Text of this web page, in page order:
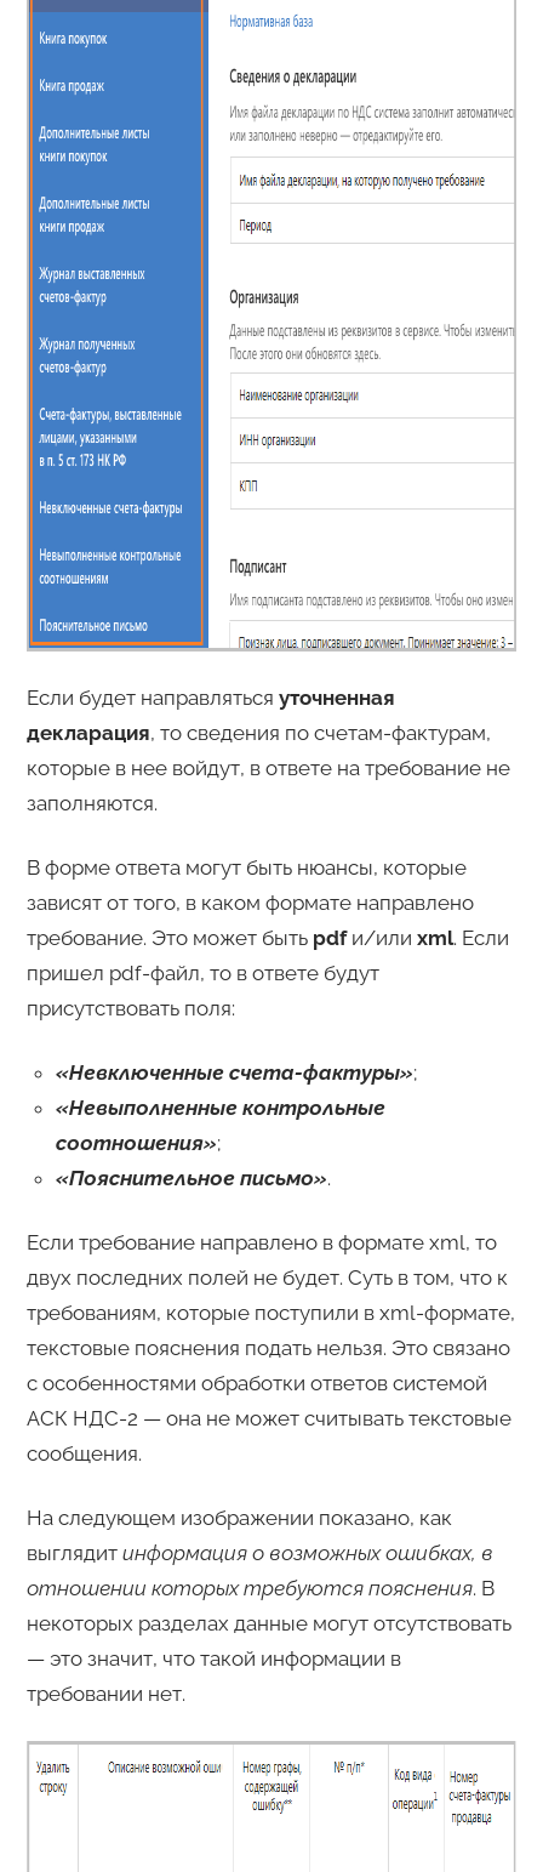
Если будет направляться уточненная
декларация, то сведения по счетам-фактурам,
которые в нее войдут, в ответе на требование не
заполняются.
В форме ответа могут быть нюансы, которые
зависят от того, в каком формате направлено
требование. Это может быть pdfи/или xml. Если
пришел pdf-файл, то в ответе будут
присутствовать поля:
«Невключенные счета-фактуры»;
«Невыполненные контрольные
соотношения»;
«Пояснительное письмо».
Если требование направлено в формате xml, то
двух последних полей не будет. Суть в том, что к
требованиям, которые поступили в xml-формате,
текстовые пояснения подать нельзя. Это связано
с особенностями обработки ответов системой
АСК НДС-2 — она не может считывать текстовые
сообщения.
На следующем изображении показано, как
выглядит информация о возможных ошибках, в
отношении которых требуются пояснения. В
некоторых разделах данные могут отсутствовать
— это значит, что такой информации в
требовании нет.